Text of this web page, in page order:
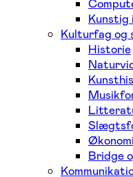
Kunstig
Kulturfag og
Historie
Bridge